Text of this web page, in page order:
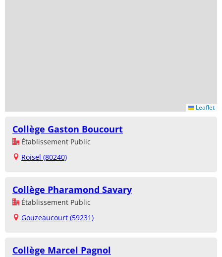
Leaflet
Collège Gaston Boucourt
Établissement Public
Roisel (80240)
Collège Pharamond Savary
Établissement Public
Gouzeaucourt (59231)
Collège Marcel Pagnol